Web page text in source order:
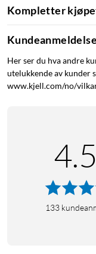
Kompletter
Her ser du hva andre
utelukkende av kunder
www.kjell.com/no/
4.5
133